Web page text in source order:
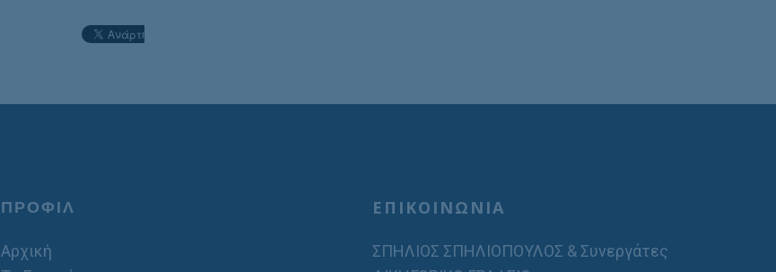
ΠΡΟΦΙΛ
Αρχική
ΕΠΙΚΟΙΝΩΝΙΑ
ΣΠΗΛΙΟΣ ΣΠΗΛΙΟΠΟΥΛΟΣ & Συνεργάτες